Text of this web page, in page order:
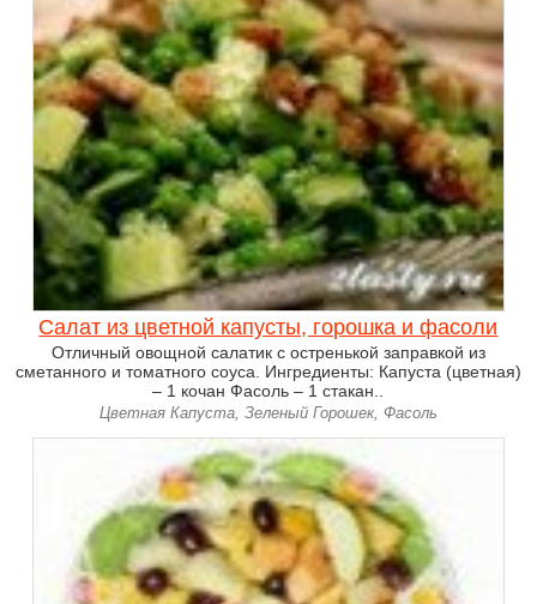
Салат из цветной капусты, горошка и фасоли
Отличный овощной салатик с остренькой заправкой из
сметанного и томатного соуса. Ингредиенты: Капуста (цветная)
– 1 кочан Фасоль – 1 стакан..
Цветная Капуста, Зеленый Горошек, Фасоль